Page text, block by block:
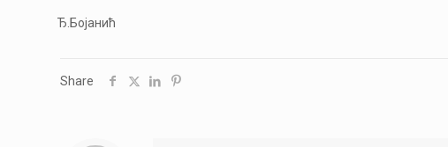
Ђ.Бојанић
Share